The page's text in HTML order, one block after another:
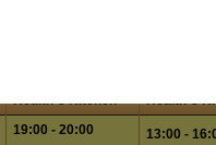
Health´s Kitchen
19:00 - 20:00
Health´s
13:00 -